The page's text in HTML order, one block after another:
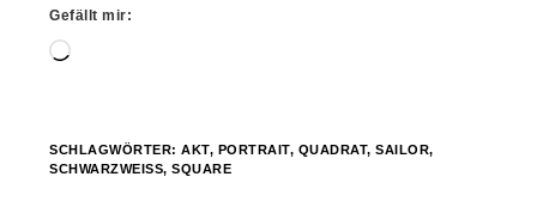
Gefällt mir:
Wird
SCHLAGWÖRTER:AKT, PORTRAIT, QUADRAT,SAILOR,
SCHWARZWEISS
,SQUARE